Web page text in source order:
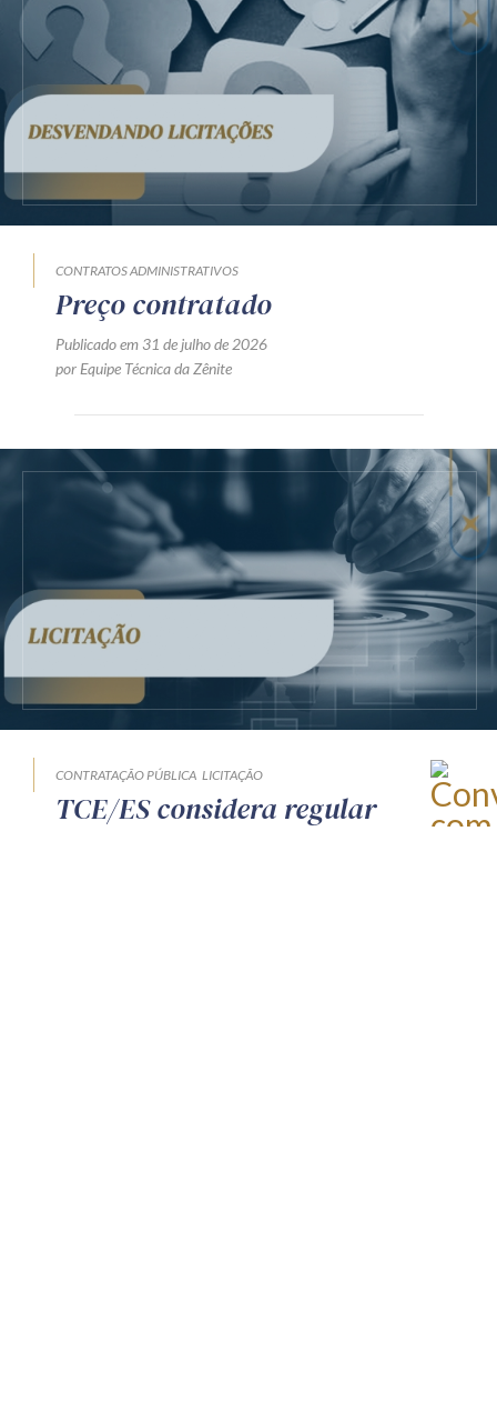
CONTRATOS ADMINISTRATIVOS
Preço contratado
Publicado em 31 de julho de 2026
por Equipe Técnica da Zênite
CONTRATAÇÃO PÚBLICA LICITAÇÃO
TCE/ES considera regular